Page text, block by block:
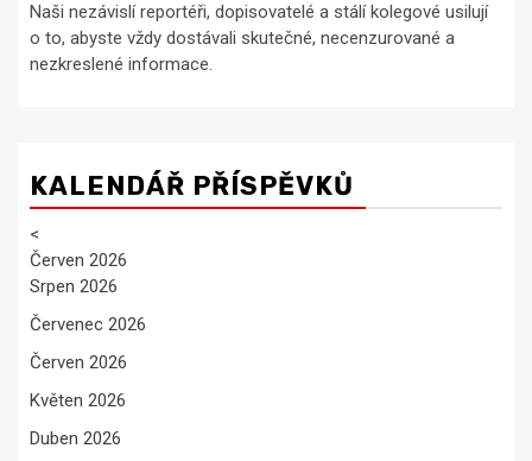
Naši nezávislí reportéři, dopisovatelé a stálí kolegové usilují
o to, abyste vždy dostávali skutečné, necenzurované a
nezkreslené informace.
KALENDÁŘ PŘÍSPĚVKŮ
<
Červen 2026
Srpen 2026
Červenec 2026
Červen 2026
Květen 2026
Duben 2026